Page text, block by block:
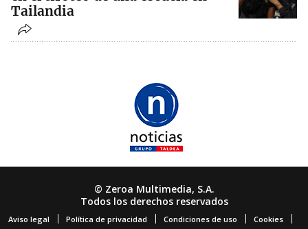
Tailandia
© Zeroa Multimedia, S.A.
Todos los derechos reservados
Aviso legal Política de privacidad Condiciones de uso Cookies